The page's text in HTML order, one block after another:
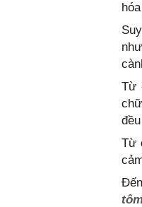
Từ
Từ